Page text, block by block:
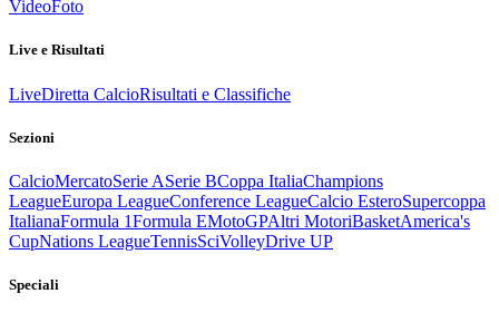
VideoFoto
Live e Risultati
LiveDiretta CalcioRisultati e Classifiche
Sezioni
CalcioMercatoSerie ASerie BCoppa ItaliaChampions
LeagueEuropa LeagueConference LeagueCalcio EsteroSupercoppa
ItalianaFormula 1Formula EMotoGPAltri MotoriBasketAmerica's
CupNations LeagueTennisSciVolleyDrive UP
Speciali